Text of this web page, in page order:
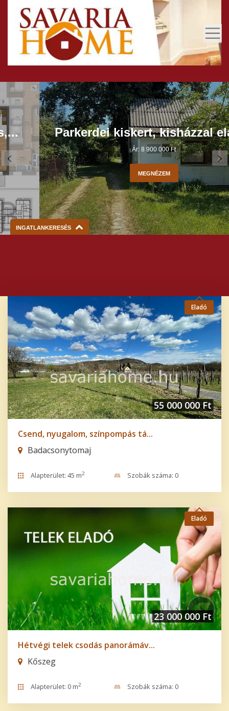
Parkerdei kiskert, kisházzal eladó!
Ár: 8 900 000 Ft
MEGNÉZEM
INGATLANKERESÉS
Eladó
55 000 000 Ft
Csend, nyugalom, színpompás tá...
Badacsonytomaj
Alapterület: 45 m2 Szobák száma: 0
Eladó
23 000 000 Ft
Hétvégi telek csodás panorámáv...
Kőszeg
Alapterület: 0 m2 Szobák száma: 0